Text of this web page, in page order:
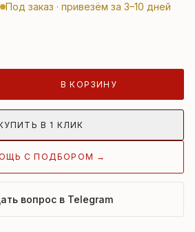
Под заказ · привезём за 3–10 дней
В КОРЗИНУ
В 1 КЛИК
С ПОДБОРОМ →
вопрос в Telegram